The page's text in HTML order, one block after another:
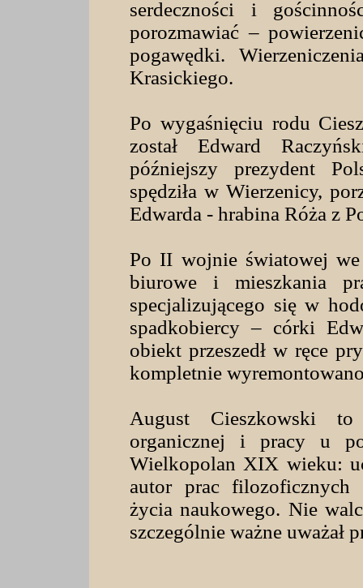
serdeczności i
porozmawiać –
pogawędki.
Krasickiego.
Po wygaśnięciu rodu
został Edward
późniejszy prezydent
spędziła w Wierzenicy,
Edwarda - hrabina Róża z
Po II wojnie światowej we
biurowe i mieszkania
specjalizującego się w
spadkobiercy – córki
obiekt przeszedł w ręce
kompletnie
August Cieszkowski
organicznej i pracy u
Wielkopolan XIX wieku:
autor prac filozoficznych
życia naukowego. Nie
szczególnie ważne uważał